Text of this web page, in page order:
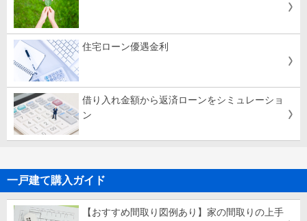
住宅ローン優遇金利
借り入れ金額から返済ローンをシミュレーショ
ン
一戸建て購入ガイド
【おすすめ間取り図例あり】家の間取りの上手